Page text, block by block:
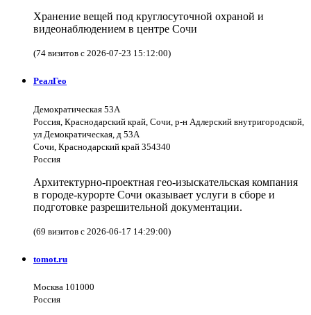
Хранение вещей под круглосуточной охраной и
видеонаблюдением в центре Сочи
(74 визитов с 2026-07-23 15:12:00)
РеалГео
Демократическая 53А
Россия, Краснодарский край, Сочи, р-н Адлерский внутригородской,
ул Демократическая, д 53А
Сочи, Краснодарский край 354340
Россия
Архитектурно-проектная гео-изыскательская компания
в городе-курорте Сочи оказывает услуги в сборе и
подготовке разрешительной документации.
(69 визитов с 2026-06-17 14:29:00)
tomot.ru
Москва 101000
Россия